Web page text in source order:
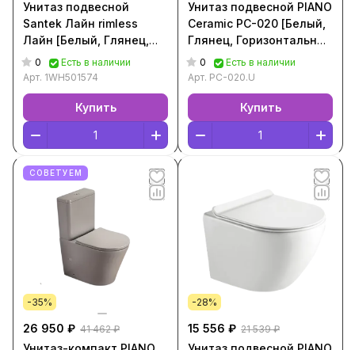
Унитаз подвесной
Santek Лайн rimless
Лайн [Белый, Глянец,
Горизонтальный выпуск,
1WH501574]
0
Есть в наличии
Арт. 1WH501574
Купить
Унитаз подвесной PIANO
Ceramic PC-020 [Белый,
Глянец, Горизонтальный
выпуск, PC-020.U]
0
Есть в наличии
Арт. PC-020.U
Купить
СОВЕТУЕМ
-35%
26 950 ₽ 41 462 ₽
-28%
15 556 ₽ 21 539 ₽